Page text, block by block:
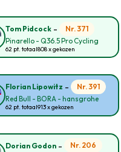
Tom Pidcock -
Nr. 371
Pinarello - Q36.5 Pro Cycling
62 pt. totaal808 x gekozen
Florian Lipowitz -
Nr. 391
Red Bull - BORA - hansgrohe
62 pt. totaal913 x gekozen
Dorian Godon -
Nr. 206